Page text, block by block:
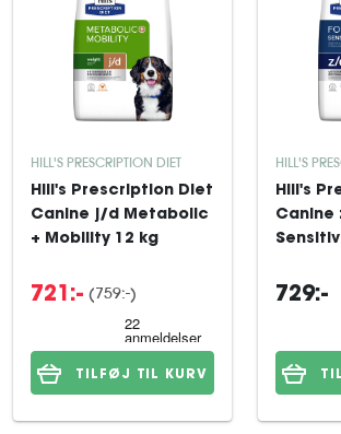
HILL'S PRESCRIPTION DIET
Hill's Prescription Diet
Canine j/d Metabolic
+ Mobility 12 kg
721:- (759:-)
TILFØJ TIL KURV
HILL'S
Hill's
Canine
729:-